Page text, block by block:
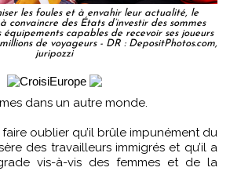
les foules et à envahir leur actualité, le
convaincre des États d’investir des sommes
équipements capables de recevoir ses joueurs
de voyageurs - DR : DepositPhotos.com,
juripozzi
dans un autre monde.
oublier qu’il brûle impunément du
des travailleurs immigrés et qu’il a
vis-à-vis des femmes et de la